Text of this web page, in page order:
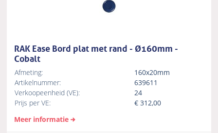
RAK Ease Bord plat met rand - Ø160mm -
Cobalt
Afmeting:
160x20mm
Artikelnummer:
639611
Verkoopeenheid (VE):
24
Prijs per VE:
€312,00
Meer informatie